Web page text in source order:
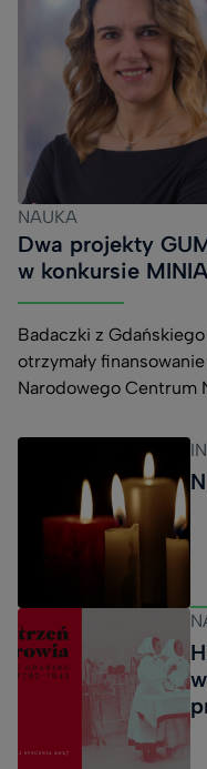
NAUKA
Dwa projekty
w konkursie
Badaczki z
otrzymały
Narodowego Centrum
opracowania nowych
poszukiwania
nowotworów. Dr
Chemii
wysokości 49 940 zł
dynamiki zmian profilu
indukowanej
forma regulo